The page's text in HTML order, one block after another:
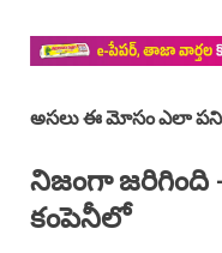
అసలు ఈ మోసం ఎలా పని
నిజంగా
కంపెనీలో